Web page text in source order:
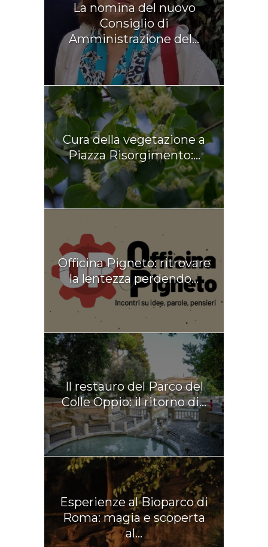
La nomina del nuovo
Consiglio di
Amministrazione del...
Cura della vegetazione a
Piazza Risorgimento:...
Officina Pigneto: ritrovare
la lentezza perdendo...
Il restauro del Parco del
Colle Oppio: il ritorno di...
Esperienze al Bioparco di
Roma: magia e scoperta
al...